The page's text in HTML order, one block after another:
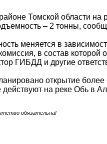
Томской области на
– 2 тонны,
меняется в
в состав которой
ГИБДД и другие
открытие
на реке Обь в
обязательна!